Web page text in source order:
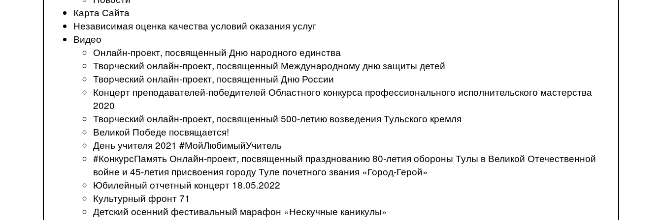
Карта Сайта
Независимая оценка качества условий оказания услуг
Видео
Онлайн-проект, посвященный Дню народного единства
Творческий онлайн-проект, посвященный Международному дню защиты детей
Творческий онлайн-проект, посвященный Дню России
Концерт преподавателей-победителей Областного конкурса профессионального исполнительского мастерства
2020
Творческий онлайн-проект, посвященный 500-летию возведения Тульского кремля
Великой Победе посвящается!
День учителя 2021 #МойЛюбимыйУчитель
#КонкурсПамять Онлайн-проект, посвященный празднованию 80-летия обороны Тулы в Великой Отечественной
войне и 45-летия присвоения городу Туле почетного звания «Город-Герой»
Юбилейный отчетный концерт 18.05.2022
Культурный фронт 71
Детский осенний фестивальный марафон «Нескучные каникулы»